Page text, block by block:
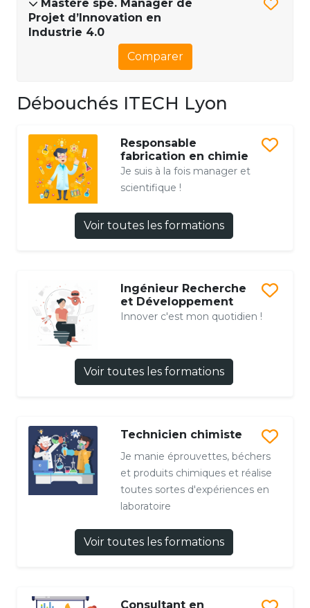
Mastère spé. Manager de
Projet d’Innovation en
Industrie 4.0
Comparer
Débouchés ITECH Lyon
Responsable
fabrication en chimie
Je suis à la fois manager et
scientifique !
Voir toutes les formations
Ingénieur Recherche
et Développement
Innover c'est mon quotidien !
Voir toutes les formations
Technicien chimiste
Je manie éprouvettes, béchers
et produits chimiques et réalise
toutes sortes d'expériences en
laboratoire
Voir toutes les formations
Consultant en